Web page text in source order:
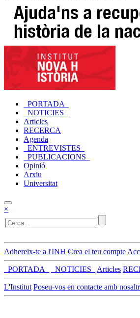
_PORTADA_
_NOTICIES_
Articles
RECERCA
Agenda
_ENTREVISTES_
_PUBLICACIONS_
Opinió
Arxiu
Universitat
×
Adhereix-te a l'INH Crea el teu compte
_PORTADA_ _NOTICIES_ Articles
L'Institut Poseu-vos en contacte amb